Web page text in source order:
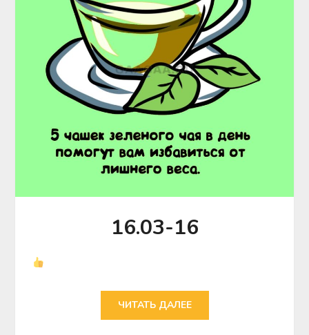
16.03-16
ЧИТАТЬ ДАЛЕЕ